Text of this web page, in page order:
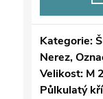
Kategorie:
Nerez,
Velikost: M
Půlkulatý